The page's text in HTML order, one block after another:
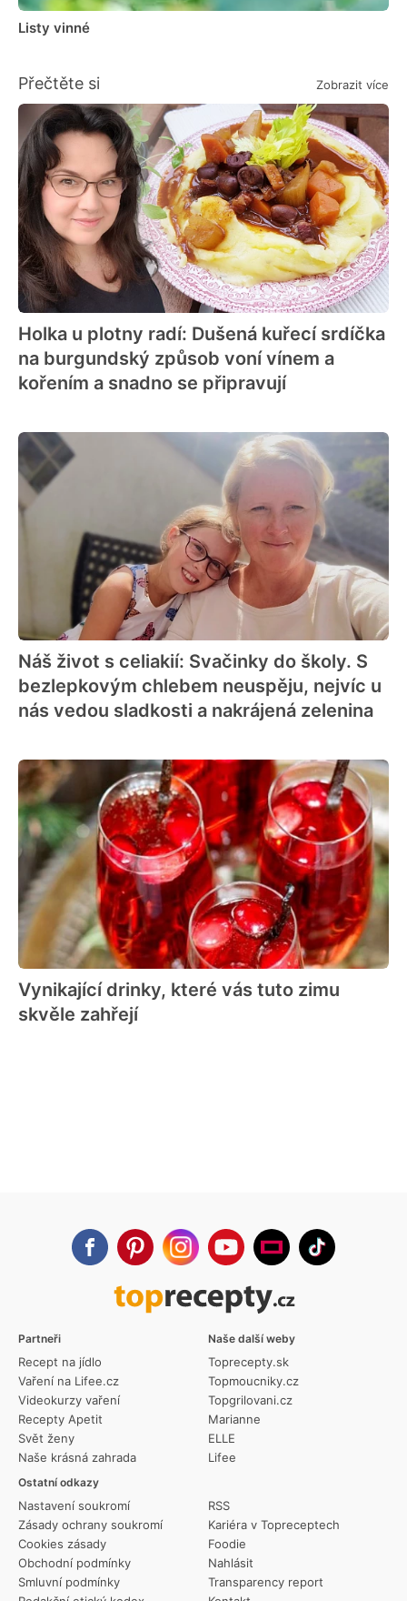
Listy vinné
Přečtěte si Zobrazit více
Holka u plotny radí: Dušená kuřecí srdíčka
na burgundský způsob voní vínem a
kořením a snadno se připravují
Náš život s celiakií: Svačinky do školy. S
bezlepkovým chlebem neuspěju, nejvíc u
nás vedou sladkosti a nakrájená zelenina
Vynikající drinky, které vás tuto zimu
skvěle zahřejí
Partneři
Recept na jídlo
Vaření na Lifee.cz
Videokurzy vaření
Recepty Apetit
Svět ženy
Naše krásná zahrada
Ostatní odkazy
Nastavení soukromí
Zásady ochrany soukromí
Cookies zásady
Obchodní podmínky
Smluvní podmínky
RSS
Kariéra v Topreceptech
Foodie
Nahlásit
Transparency report
Naše další weby
Toprecepty.sk
Topmoucniky.cz
Topgrilovani.cz
Marianne
ELLE
Lifee